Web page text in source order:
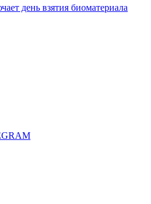
день взятия биоматериала